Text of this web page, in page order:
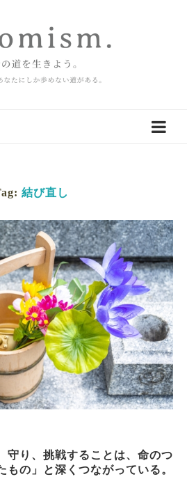
結び直し
守り、挑戦することは、命のつ
もの」と深くつながっている。